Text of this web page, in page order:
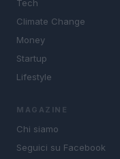
Tech
Climate Change
Money
Startup
Lifestyle
MAGAZINE
Chi siamo
Seguici su Facebook